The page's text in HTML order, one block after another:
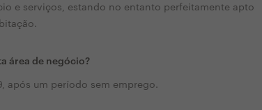
e serviços, estando no entanto perfeitamente apto
área de negócio?
após um período sem emprego.